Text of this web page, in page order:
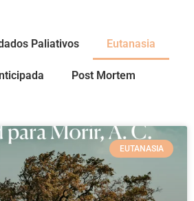
Paliativos Eutanasia
Post Mortem
EUTANASIA